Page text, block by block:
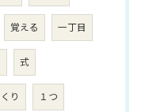
覚える 一丁目
式
り １つ